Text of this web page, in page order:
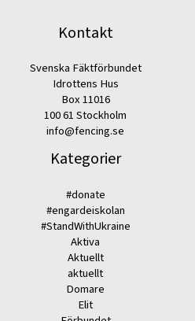
Kontakt
Svenska Fäktförbundet
Idrottens Hus
Box 11016
100 61 Stockholm
info@fencing.se
Kategorier
#donate
#engardeiskolan
#StandWithUkraine
Aktiva
Aktuellt
aktuellt
Domare
Elit